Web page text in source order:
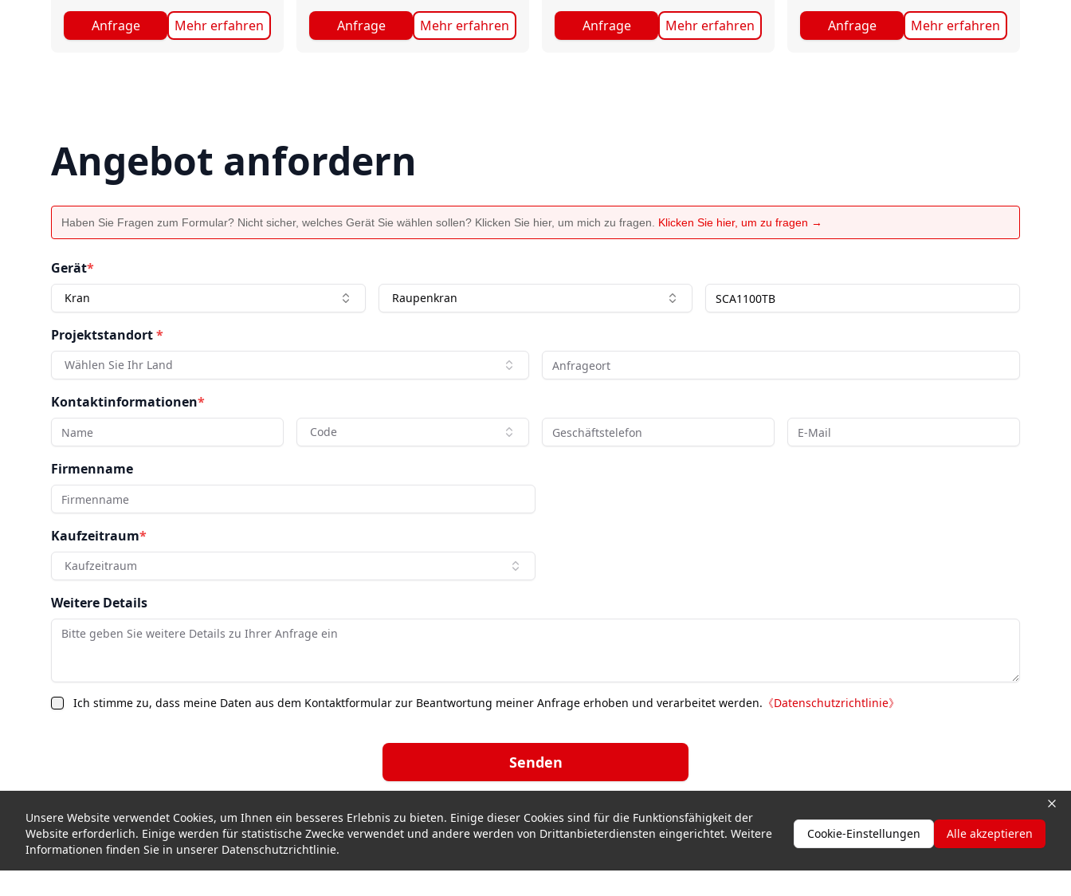
Anfrage Mehr erfahren Anfrage Mehr erfahren Anfrage Mehr erfahren Anfrage Mehr erfahren
Angebot anfordern
Haben Sie Fragen zum Formular? Nicht sicher, welches Gerät Sie wählen sollen? Klicken Sie hier, um mich zu fragen. Klicken Sie hier, um zu fragen →
Gerät*
Kran Raupenkran
Projektstandort*
Wählen Sie Ihr Land
Kontaktinformationen*
Code
Firmenname
Kaufzeitraum*
Kaufzeitraum
Weitere Details
Ich stimme zu, dass meine Daten aus dem Kontaktformular zur Beantwortung meiner Anfrage erhoben und verarbeitet werden. 《Datenschutzrichtlinie》
Senden
Unsere Website verwendet Cookies, um Ihnen ein besseres Erlebnis zu bieten. Einige dieser Cookies sind für die Funktionsfähigkeit der
Website erforderlich. Einige werden für statistische Zwecke verwendet und andere werden von Drittanbieterdiensten eingerichtet. Weitere
Informationen finden Sie in unserer Datenschutzrichtlinie.
Cookie-Einstellungen Alle akzeptieren